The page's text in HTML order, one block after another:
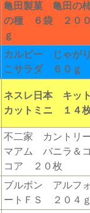
亀田製菓 亀田の
の種 ６袋 ２００
ｇ
カルビー じゃがり
こサラダ ６０ｇ
ネスレ日本 キット
カットミニ １４
不二家 カントリ
マアム バニラ＆コ
コア ２０枚
ブルボン アルフォ
ートＦＳ ２０４ｇ